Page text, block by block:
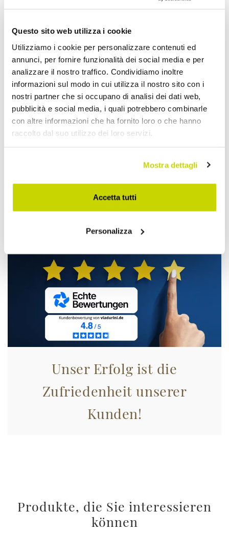
Questo sito web utilizza i cookie
Utilizziamo i cookie per personalizzare contenuti ed
annunci, per fornire funzionalità dei social media e per
analizzare il nostro traffico. Condividiamo inoltre
informazioni sul modo in cui utilizza il nostro sito con i
nostri partner che si occupano di analisi dei dati web,
pubblicità e social media, i quali potrebbero combinarle
con altre informazioni che ha fornito loro o che hanno
raccolto dal suo utilizzo dei loro servizi.
Mostra dettagli
Accetta tutti
Personalizza
Nur für kurze Zeit! Jetzt
zugreifen!
Unser Erfolg ist die
Zufriedenheit unserer
Kunden!
Produkte, die Sie interessieren
können